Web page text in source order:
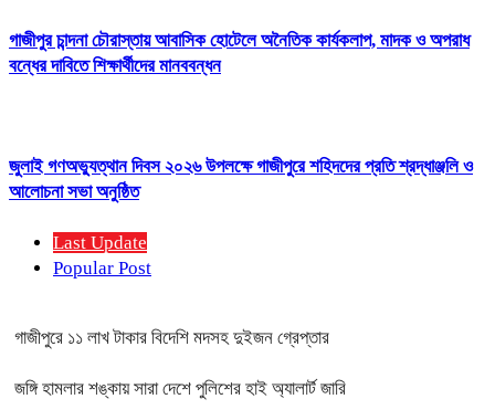
গাজীপুর চান্দনা চৌরাস্তায় আবাসিক হোটেলে অনৈতিক কার্যকলাপ, মাদক ও অপরাধ
বন্ধের দাবিতে শিক্ষার্থীদের মানববন্ধন
জুলাই গণঅভ্যুত্থান দিবস ২০২৬ উপলক্ষে গাজীপুরে শহিদদের প্রতি শ্রদ্ধাঞ্জলি ও
আলোচনা সভা অনুষ্ঠিত
Last Update
Popular Post
গাজীপুরে ১১ লাখ টাকার বিদেশি মদসহ দুইজন গ্রেপ্তার
জঙ্গি হামলার শঙ্কায় সারা দেশে পুলিশের হাই অ্যালার্ট জারি